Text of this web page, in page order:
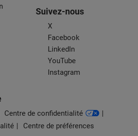
Suivez-nous
X
Facebook
LinkedIn
YouTube
Instagram
Centre de confidentialité
Centre de préférences